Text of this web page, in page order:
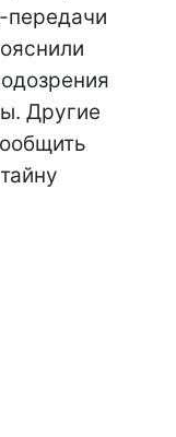
передачи
Другие